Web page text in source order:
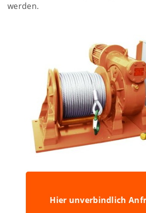
werden.
Hier unverbindlich